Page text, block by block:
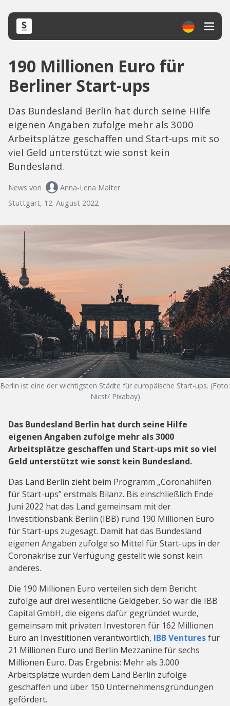
190 Millionen Euro für
Berliner Start-ups
Das Bundesland Berlin hat durch seine Hilfe
eigenen Angaben zufolge mehr als 3000
Arbeitsplätze geschaffen und Start-ups mit so
viel Geld unterstützt wie sonst kein
Bundesland.
News von
Anna-Lena Malter
Stuttgart, 12. August 2022
Berlin ist eine der wichtigsten Städte für europäische Start-ups. (Foto:
Nicst/ Pixabay)
Das Bundesland Berlin hat durch seine Hilfe
eigenen Angaben zufolge mehr als 3000
Arbeitsplätze geschaffen und Start-ups mit so viel
Geld unterstützt wie sonst kein Bundesland.
Das Land Berlin zieht beim Programm „Coronahilfen
für Start-ups” erstmals Bilanz. Bis einschließlich Ende
Juni 2022 hat das Land gemeinsam mit der
Investitionsbank Berlin (IBB) rund 190 Millionen Euro
für Start-ups zugesagt. Damit hat das Bundesland
eigenen Angaben zufolge so Mittel für Start-ups in der
Coronakrise zur Verfügung gestellt wie sonst kein
anderes.
Die 190 Millionen Euro verteilen sich dem Bericht
zufolge auf drei wesentliche Geldgeber. So war die IBB
Capital GmbH, die eigens dafür gegründet wurde,
gemeinsam mit privaten Investoren für 162 Millionen
Euro an Investitionen verantwortlich, IBB Venturesfür
21 Millionen Euro und Berlin Mezzanine für sechs
Millionen Euro. Das Ergebnis: Mehr als 3.000
Arbeitsplätze wurden dem Land Berlin zufolge
geschaffen und über 150 Unternehmensgründungen
gefördert.